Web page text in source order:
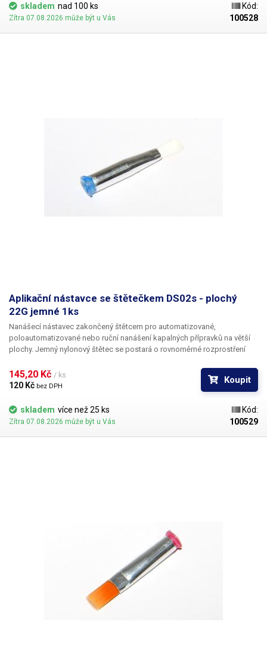
skladem nad 100 ks
Zítra 07.08.2026 může být u Vás
Kód:
100528
Aplikační nástavce se štětečkem DS02s - plochý
22G jemné 1ks
Nanášecí nástavec zakončený štětcem pro automatizované,
poloautomatizované nebo ruční nanášení kapalných přípravků na větší
plochy. Jemný nylonový štětec se postará o rovnoměrné rozprostření
Nabízíme nástavce se dvěma tuhostmi štětce; pro hrubší povrchy a
hustší kapaliny je vhodnější štětec s tužšími a silnějšími vlákny; proto
jsou všechny dispenzní nástavce vyrobeny ve dvou provedeních
145,20 Kč / ks
120 Kč bez DPH
Koupit
skladem více než 25 ks
Zítra 07.08.2026 může být u Vás
Kód:
100529